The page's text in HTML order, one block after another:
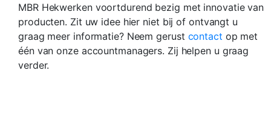
MBR Hekwerken voortdurend bezig met innovatie van
producten. Zit uw idee hier niet bij of ontvangt u
graag meer informatie? Neem gerust contact op met
één van onze accountmanagers. Zij helpen u graag
verder.